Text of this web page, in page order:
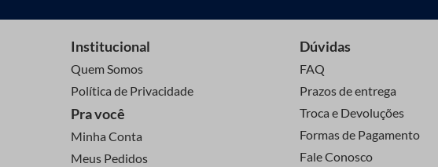
Institucional
Quem Somos
Política de Privacidade
Pra você
Minha Conta
Meus Pedidos
Dúvidas
FAQ
Prazos de entrega
Troca e Devoluções
Formas de Pagamento
Fale Conosco